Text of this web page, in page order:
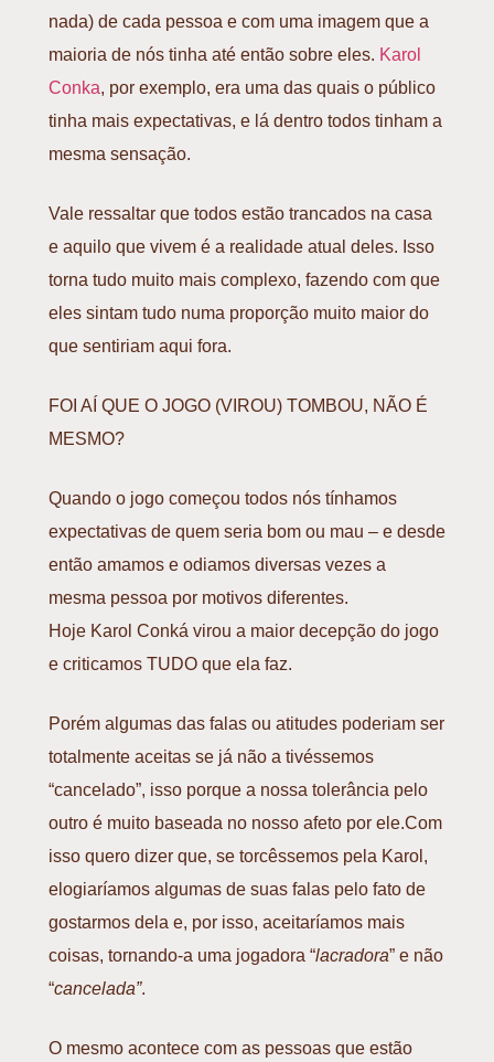
nada) de cada pessoa e com uma imagem que a
maioria de nós tinha até então sobre eles. Karol
Conka, por exemplo, era uma das quais o público
tinha mais expectativas, e lá dentro todos tinham a
mesma sensação.
Vale ressaltar que todos estão trancados na casa
e aquilo que vivem é a realidade atual deles. Isso
torna tudo muito mais complexo, fazendo com que
eles sintam tudo numa proporção muito maior do
que sentiriam aqui fora.
FOI AÍ QUE O JOGO (VIROU) TOMBOU, NÃO É
MESMO?
Quando o jogo começou todos nós tínhamos
expectativas de quem seria bom ou mau – e desde
então amamos e odiamos diversas vezes a
mesma pessoa por motivos diferentes.
Hoje Karol Conká virou a maior decepção do jogo
e criticamos TUDO que ela faz.
Porém algumas das falas ou atitudes poderiam ser
totalmente aceitas se já não a tivéssemos
“cancelado”, isso porque a nossa tolerância pelo
outro é muito baseada no nosso afeto por ele.Com
isso quero dizer que, se torcêssemos pela Karol,
elogiaríamos algumas de suas falas pelo fato de
gostarmos dela e, por isso, aceitaríamos mais
coisas, tornando-a uma jogadora “lacradora” e não
“cancelada”.
O mesmo acontece com as pessoas que estão